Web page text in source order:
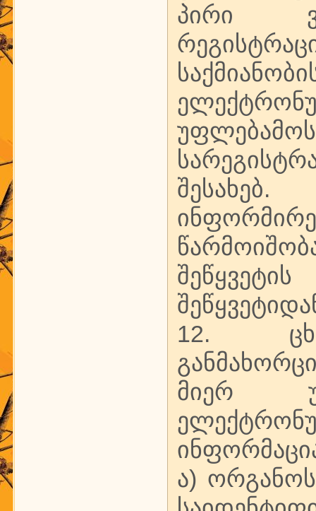
პირი
შეწყვეტის
12.
მიერ
ა)